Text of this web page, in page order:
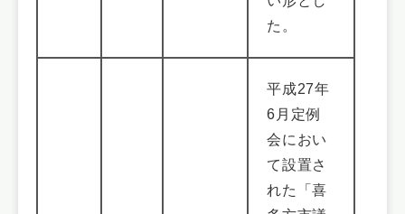
た。
平成27年
6月定例
会におい
て設置さ
れた「喜